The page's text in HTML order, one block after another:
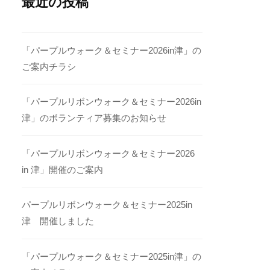
「パープルウォーク＆セミナー2026in津」の
ご案内チラシ
「パープルリボンウォーク＆セミナー2026in
津」のボランティア募集のお知らせ
「パープルリボンウォーク＆セミナー2026
in 津」開催のご案内
パープルリボンウォーク＆セミナー2025in
津 開催しました
「パープルウォーク＆セミナー2025in津」の